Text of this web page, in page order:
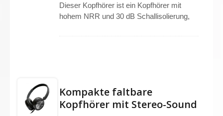
Dieser Kopfhörer ist ein Kopfhörer mit
hohem NRR und 30 dB Schallisolierung,
lauten Umgebungen aufhalten. Als
Kopfband und weichen Silikongel-
Ohrpolstern sorgt er für langfristigen
Kompakte faltbare
Kopfhörer mit Stereo-Sound